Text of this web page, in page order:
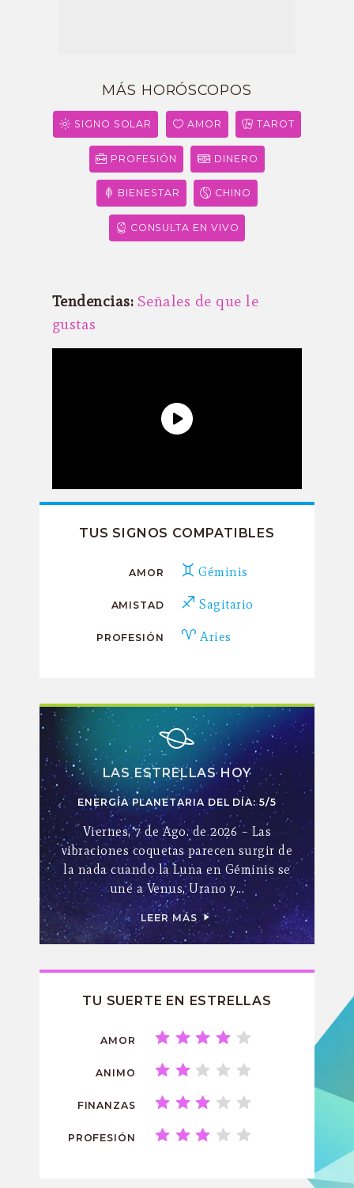
MÁS HORÓSCOPOS
SIGNO SOLAR AMOR TAROT
PROFESIÓN DINERO
BIENESTAR CHINO
CONSULTA EN VIVO
Tendencias: Señales de que le
gustas
TUS SIGNOS COMPATIBLES
AMOR Géminis
AMISTAD Sagitario
PROFESIÓN Aries
LAS ESTRELLAS HOY
ENERGÍA PLANETARIA DEL DÍA: 5/5
Viernes, 7 de Ago. de 2026 – Las
vibraciones coquetas parecen surgir de
la nada cuando la Luna en Géminis se
une a Venus, Urano y...
LEER MÁS
TU SUERTE EN ESTRELLAS
AMOR
ANIMO
FINANZAS
PROFESIÓN